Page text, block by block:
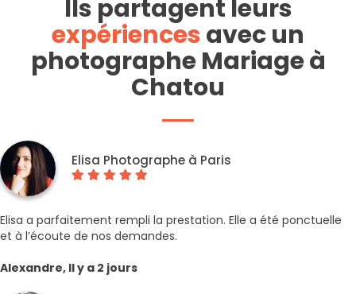
Ils partagent leurs
expériencesavec un
photographe Mariage à
Chatou
Elisa Photographe à Paris
Elisa a parfaitement rempli la prestation. Elle a été ponctuelle
et à l’écoute de nos demandes.
Alexandre, Il y a 2 jours